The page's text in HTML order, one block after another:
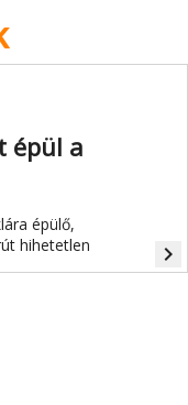
épül a
épülő,
hihetetlen
navigate_next